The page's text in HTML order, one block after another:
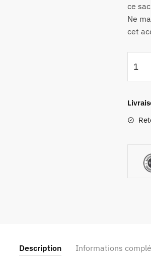
ce
Ne
cet
Description Informations